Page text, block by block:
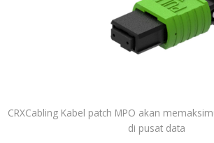
CRXCabling Kabel patch MPO akan
di pusat data